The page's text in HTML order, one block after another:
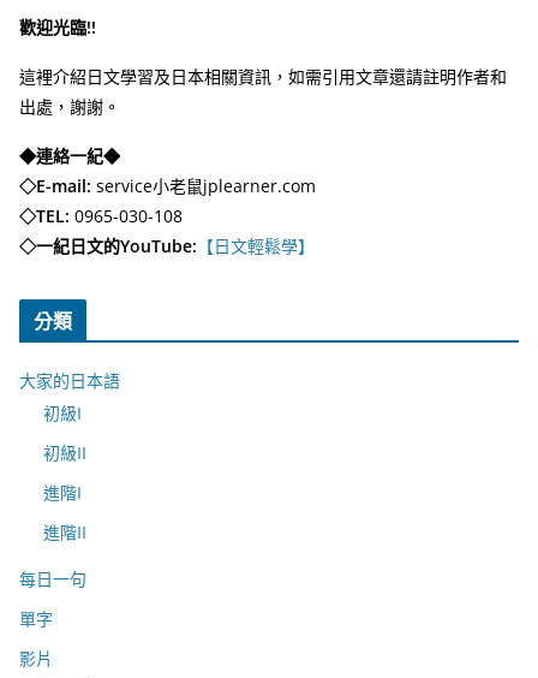
歡迎光臨!!
這裡介紹日文學習及日本相關資訊，如需引用文章還請註明作者和
出處，謝謝。
◆連絡一紀◆
◇E-mail: service小老鼠jplearner.com
◇TEL: 0965-030-108
◇一紀日文的YouTube: 【日文輕鬆學】
分類
大家的日本語
初級I
初級II
進階I
進階II
每日一句
單字
影片